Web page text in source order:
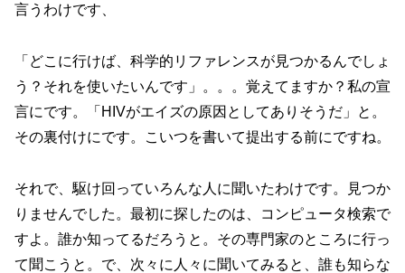
言うわけです、
「どこに行けば、科学的リファレンスが見つかるんでしょ
う？それを使いたいんです」。。。覚えてますか？私の宣
言にです。「HIVがエイズの原因としてありそうだ」と。
その裏付けにです。こいつを書いて提出する前にですね。
それで、駆け回っていろんな人に聞いたわけです。見つか
りませんでした。最初に探したのは、コンピュータ検索で
すよ。誰か知ってるだろうと。その専門家のところに行っ
て聞こうと。で、次々に人々に聞いてみると、誰も知らな